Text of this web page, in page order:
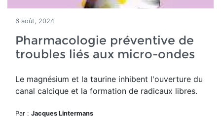
6 août, 2024
Pharmacologie préventive de
troubles liés aux micro-ondes
Le magnésium et la taurine inhibent l'ouverture du
canal calcique et la formation de radicaux libres.
Par : Jacques Lintermans